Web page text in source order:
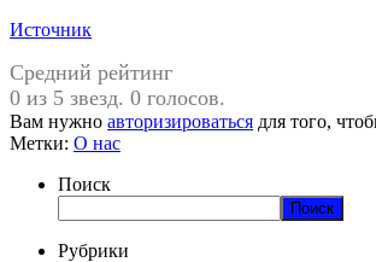
Источник
Средний рейтинг
0 из 5 звезд. 0 голосов.
Вам нужно авторизироваться для того,
Метки: О нас
Поиск
Поиск
Рубрики